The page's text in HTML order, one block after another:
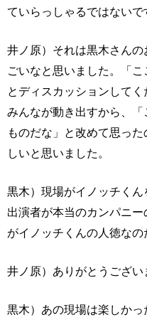
ていらっしゃるではないで
井ノ原）それは黒木さん
ごいなと思いました。「
とディスカッションして
みんなが動き出すから、「
ものだな」と改めて思っ
しいと思いました。
黒木）現場がイノッチくん
出演者が本当のカンパニ
がイノッチくんの人徳なの
井ノ原）ありがとうござい
黒木）あの現場は楽しかっ